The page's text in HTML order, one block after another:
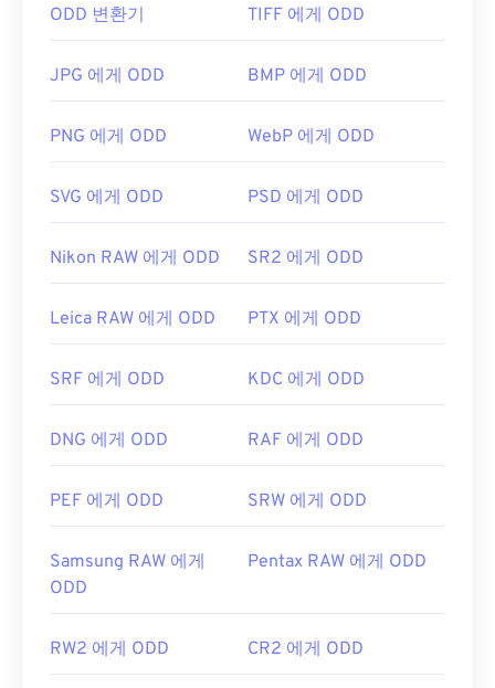
같은 다른 이미지 형식에 비해 뚜렷한 장점이 있습니
다. 또한 GIF는 iPhone과 iPad를 포함한 Apple 모바
리 사용됩니다.
우저, 운영 체제에서 쉽게 열 수 있습니다. 편집 목적
으로 GIF를 열려면
Adobe Photoshop
Photos, Adobe Photoshop Elements, Roxio
macOS에서는Adobe Illustrator를포함한 Adobe 이
최초 출시: 1987년 6월 15일
ODD 변환기 TIFF 에게 ODD
JPG 에게 ODD BMP 에게 ODD
PNG 에게 ODD WebP 에게 ODD
SVG 에게 ODD PSD 에게 ODD
Nikon RAW 에게 ODD SR2 에게 ODD
Leica RAW 에게 ODD PTX 에게 ODD
SRF 에게 ODD KDC 에게 ODD
DNG 에게 ODD RAF 에게 ODD
PEF 에게 ODD SRW 에게 ODD
Samsung RAW 에게
ODD
Pentax RAW 에게 ODD
RW2 에게 ODD CR2 에게 ODD